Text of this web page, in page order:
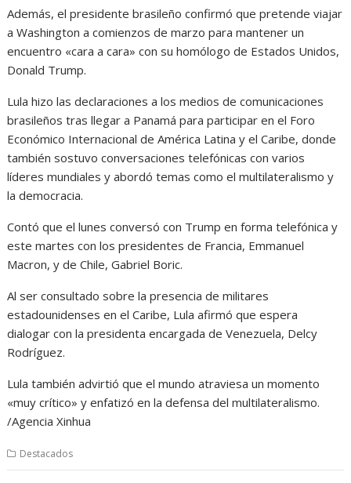
Además, el presidente brasileño confirmó que pretende viajar
a Washington a comienzos de marzo para mantener un
encuentro «cara a cara» con su homólogo de Estados Unidos,
Donald Trump.
Lula hizo las declaraciones a los medios de comunicaciones
brasileños tras llegar a Panamá para participar en el Foro
Económico Internacional de América Latina y el Caribe, donde
también sostuvo conversaciones telefónicas con varios
líderes mundiales y abordó temas como el multilateralismo y
la democracia.
Contó que el lunes conversó con Trump en forma telefónica y
este martes con los presidentes de Francia, Emmanuel
Macron, y de Chile, Gabriel Boric.
Al ser consultado sobre la presencia de militares
estadounidenses en el Caribe, Lula afirmó que espera
dialogar con la presidenta encargada de Venezuela, Delcy
Rodríguez.
Lula también advirtió que el mundo atraviesa un momento
«muy crítico» y enfatizó en la defensa del multilateralismo.
/Agencia Xinhua
Destacados